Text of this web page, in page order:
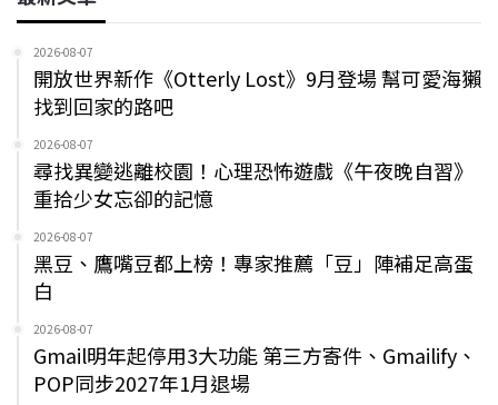
2026-08-07
開放世界新作《Otterly Lost》9月登場 幫可愛海獺
找到回家的路吧
2026-08-07
尋找異變逃離校園！心理恐怖遊戲《午夜晚自習》
重拾少女忘卻的記憶
2026-08-07
黑豆、鷹嘴豆都上榜！專家推薦「豆」陣補足高蛋
白
2026-08-07
Gmail明年起停用3大功能 第三方寄件、Gmailify、
POP同步2027年1月退場